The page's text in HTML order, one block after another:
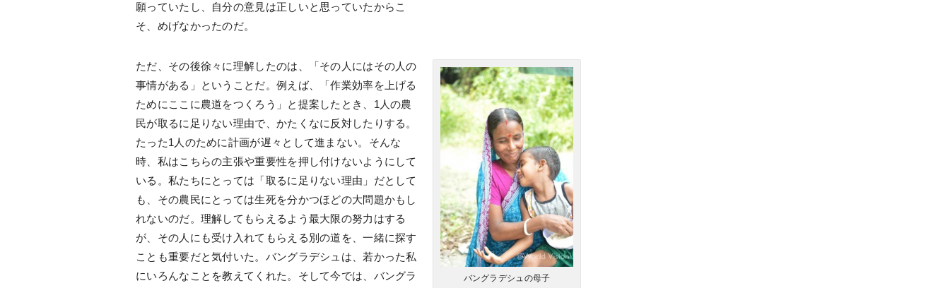
願っていたし、自分の意見は正しいと思っていたからこ
そ、めげなかったのだ。
バングラデシュの母子
ただ、その後徐々に理解したのは、「その人にはその人の
事情がある」ということだ。例えば、「作業効率を上げる
ためにここに農道をつくろう」と提案したとき、1人の農
民が取るに足りない理由で、かたくなに反対したりする。
たった1人のために計画が遅々として進まない。そんな
時、私はこちらの主張や重要性を押し付けないようにして
いる。私たちにとっては「取るに足りない理由」だとして
も、その農民にとっては生死を分かつほどの大問題かもし
れないのだ。理解してもらえるよう最大限の努力はする
が、その人にも受け入れてもらえる別の道を、一緒に探す
ことも重要だと気付いた。バングラデシュは、若かった私
にいろんなことを教えてくれた。そして今では、バングラ